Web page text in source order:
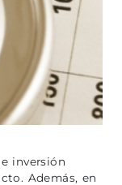
inversión
Además, en